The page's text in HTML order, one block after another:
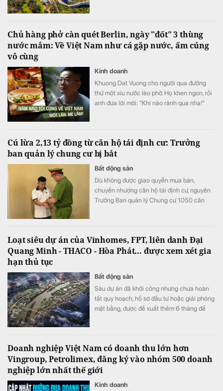
Chủ hàng phở càn quét Berlin, ngày "đốt" 3 thùng
nước mắm: Về Việt Nam như cá gặp nước, ấm cúng
vô cùng
Kinh doanh
Khuong Dat Vuong cho người qua đường
thử một xíu nước lèo phở. Họ khen ngon, rồi
anh đưa lời mời: "Khi nào rảnh qua nha!"
Cú lừa 2,13 tỷ đồng từ căn hộ tái định cư: Trưởng
ban quản lý chung cư bị bắt
Bất động sản
Dù không được giao quyền mua bán,
chuyển nhượng căn hộ tái định cư, nguyên
Trưởng Ban quản lý Chung cư 1050 căn
Loạt siêu dự án của Vinhomes, FPT, liên danh Đại
Quang Minh - THACO - Hòa Phát… được xem xét gia
hạn thủ tục
Bất động sản
Sáu dự án đã khởi công nhưng chưa hoàn
tất quy hoạch, hồ sơ đầu tư hoặc giải phóng
mặt bằng, được đề xuất thêm 6 tháng để
Doanh nghiệp Việt Nam có doanh thu lớn hơn
Vingroup, Petrolimex, đăng ký vào nhóm 500 doanh
nghiệp lớn nhất thế giới
Kinh doanh